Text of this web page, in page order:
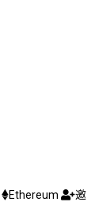
Ethereum
邀